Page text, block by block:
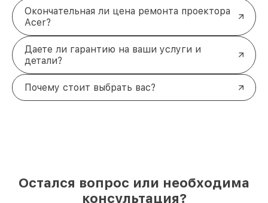
Окончательная ли цена ремонта проектора
Acer?
Даете ли гарантию на ваши услуги и
детали?
Почему стоит выбрать вас?
Остался вопрос или необходима
консультация?